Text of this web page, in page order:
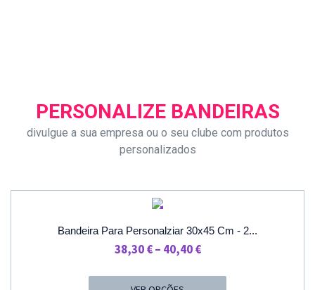
PERSONALIZE BANDEIRAS
divulgue a sua empresa ou o seu clube com produtos
personalizados
Bandeira Para Personalziar 30x45 Cm - 2...
38,30€ – 40,40€Price